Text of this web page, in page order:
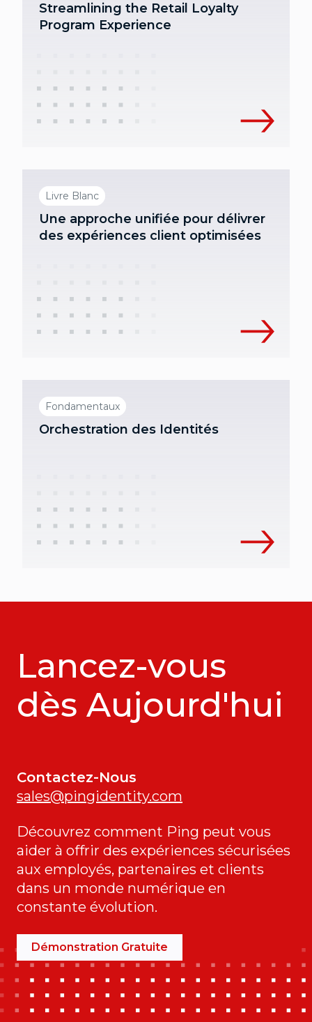
Streamlining the Retail Loyalty
Program Experience
Livre Blanc
Une approche unifiée pour délivrer
des expériences client optimisées
Fondamentaux
Orchestration des Identités
Lancez-vous
dès Aujourd'hui
Contactez-Nous
sales@pingidentity.com
Découvrez comment Ping peut vous
aider à offrir des expériences sécurisées
aux employés, partenaires et clients
dans un monde numérique en
constante évolution.
Démonstration Gratuite